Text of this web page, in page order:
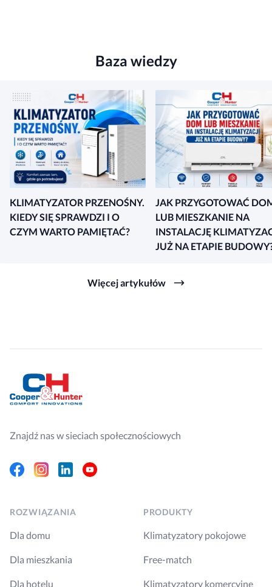
Baza wiedzy
KLIMATYZATOR PRZENOŚNY.
KIEDY SIĘ SPRAWDZI I O
CZYM WARTO PAMIĘTAĆ?
JAK PRZYGOTOWAĆ
LUB MIESZKANIE NA
INSTALACJĘ
JUŻ NA ETAPIE
Więcej artykułów
Znajdź nas w sieciach społecznościowych
FacebookInstagramLinkedinYoutube
ROZWIĄZANIA
Dla domu
Dla mieszkania
Dla hotelu
PRODUKTY
Klimatyzatory pokojowe
Free-match
Klimatyzatory komercyjne